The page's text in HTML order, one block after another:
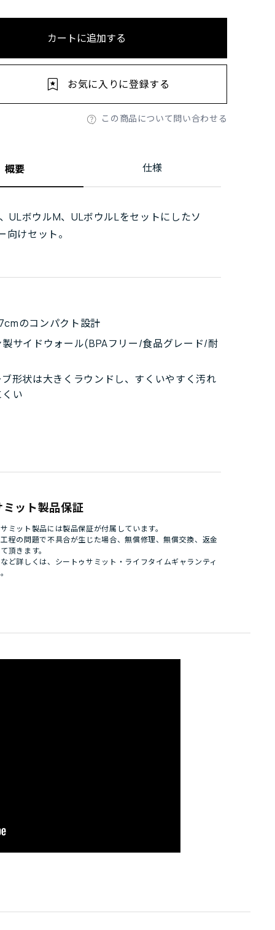
カートに追加する
この商品について問い合わせる
お気に入りに登録する
概要 仕様
ULボウルM、ULボウルLをセットにしたソ
向けセット。
ット製品保証
ミット製品には製品保証が付属しています。
程の問題で不具合が生じた場合、無償修理、無償交換、返金
頂きます。
ど詳しくは、 シートゥサミット・ライフタイムギャランティ
のコンパクト設計
サイドウォール(BPAフリー/食品グレード/耐
形状は大きくラウンドし、すくいやすく汚れ
い